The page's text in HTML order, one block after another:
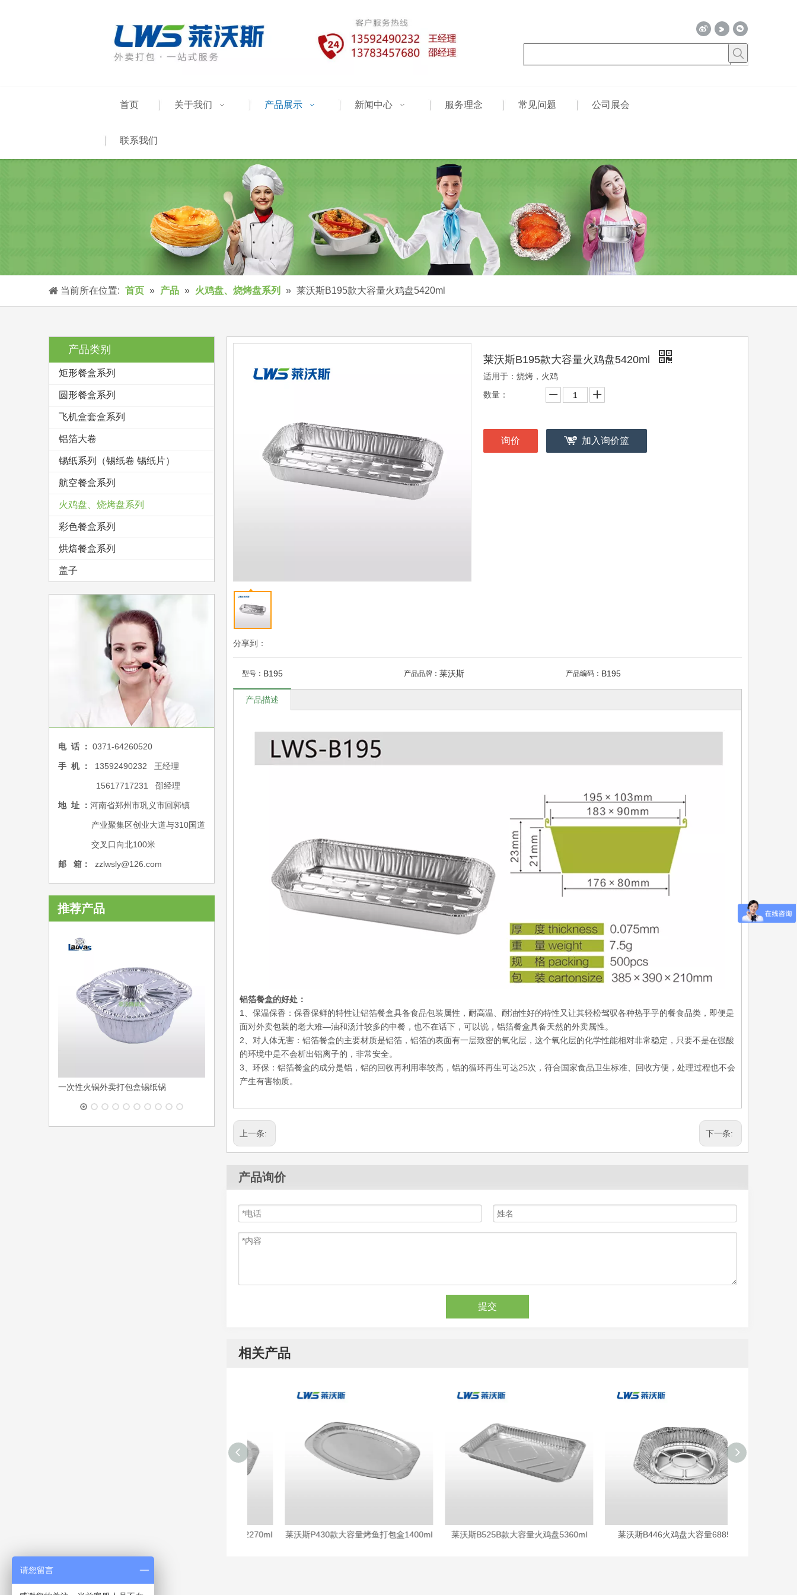
首页 关于我们 产品展示 新闻中心 服务理念 常见问题 公司展会
联系我们
当前所在位置: 首页 » 产品 » 火鸡盘、烧烤盘系列 » 莱沃斯B195款大容量火鸡盘5420ml
产品类别
矩形餐盒系列
圆形餐盒系列
飞机盒套盒系列
铝箔大卷
锡纸系列（锡纸卷 锡纸片）
航空餐盒系列
火鸡盘、烧烤盘系列
彩色餐盒系列
烘焙餐盒系列
盖子
电 话 ： 0371-64260520
手 机 ： 13592490232 王经理
15617717231 邵经理
地 址 ： 河南省郑州市巩义市回郭镇
产业聚集区创业大道与310国道
交叉口向北100米
邮 箱： zzlwsly@126.com
推荐产品
一次性火锅外卖打包盒锡纸锅
圆形8寸铝箔餐盘 1100ml
分享到：
莱沃斯B195款大容量火鸡盘5420ml
适用于：烧烤，火鸡
数量：
询价 加入询价篮
型号： B195 产品品牌：莱沃斯 产品编码： B195
产品描述
铝箔餐盒的好处：
1、保温保香：保香保鲜的特性让铝箔餐盒具备食品包装属性，耐高温、耐油性好的特性又让其轻松驾驭各种热乎乎的餐食品类，即便是
面对外卖包装的老大难—油和汤汁较多的中餐，也不在话下，可以说，铝箔餐盒具备天然的外卖属性。
2、对人体无害：铝箔餐盒的主要材质是铝箔，铝箔的表面有一层致密的氧化层，这个氧化层的化学性能相对非常稳定，只要不是在强酸
的环境中是不会析出铝离子的，非常安全。
3、环保：铝箔餐盒的成分是铝，铝的回收再利用率较高，铝的循环再生可达25次，符合国家食品卫生标准、回收方便，处理过程也不会
产生有害物质。
上一条: 下一条:
产品询价
提交
相关产品
莱沃斯P430款大容量烤鱼打包盒1400ml 莱沃斯B525B款大容量火鸡盘5360ml 莱沃斯B446火鸡盘大容量6885ml
请您留言